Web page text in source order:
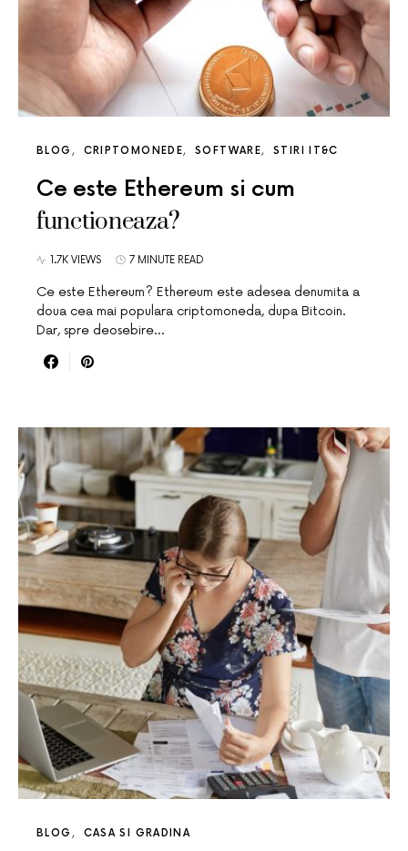
BLOG CRIPTOMONEDE SOFTWARE STIRI IT&C
Ce este Ethereum si cum
functioneaza?
1.7K VIEWS 7 MINUTE READ
Ce este Ethereum? Ethereum este adesea denumita a
doua cea mai populara criptomoneda, dupa Bitcoin.
Dar, spre deosebire…
BLOG CASA SI GRADINA